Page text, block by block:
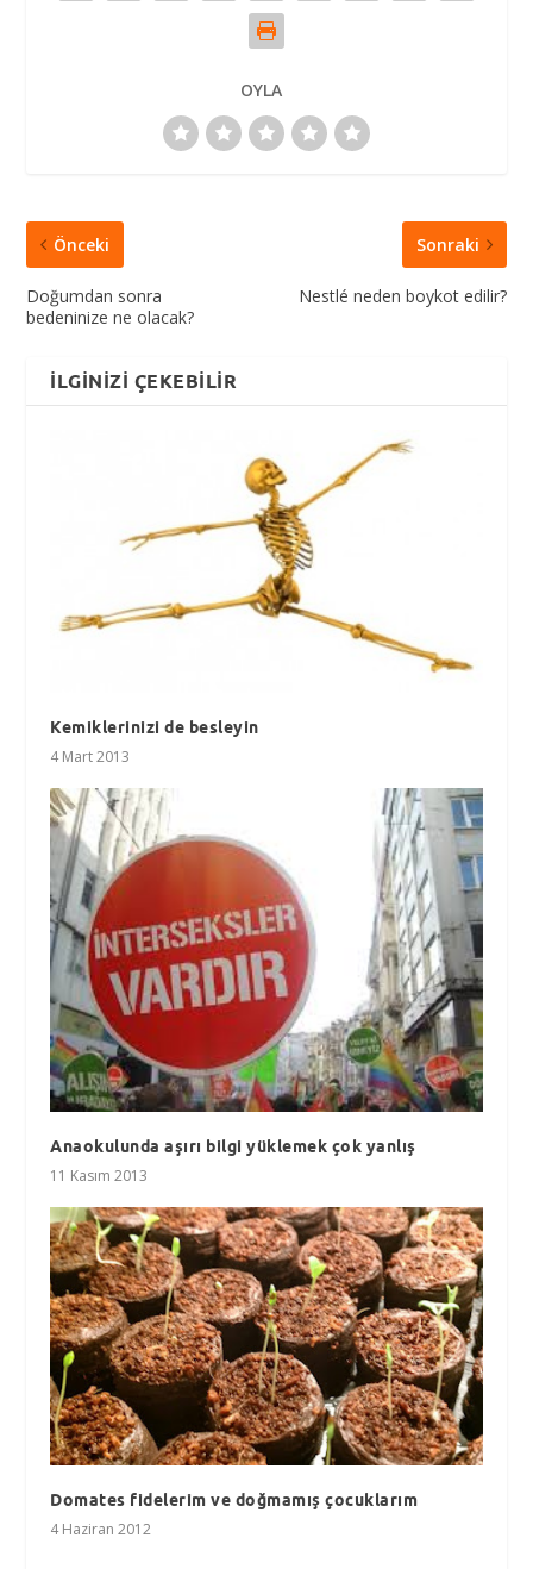
OYLA
Önceki
Doğumdan sonra
bedeninize ne olacak?
Sonraki
Nestlé neden boykot edilir?
İLGINIZI ÇEKEBILIR
Kemiklerinizi de besleyin
4 Mart 2013
Anaokulunda aşırı bilgi yüklemek çok yanlış
11 Kasım 2013
Domates fidelerim ve doğmamış çocuklarım
4 Haziran 2012